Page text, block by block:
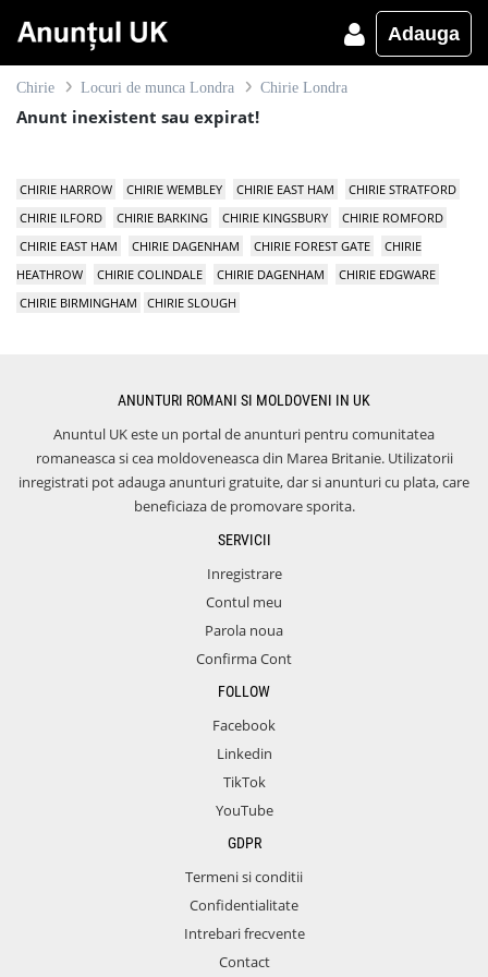
Adauga
Chirie Locuri de munca Londra Chirie Londra
Anunt inexistent sau expirat!
CHIRIE HARROW CHIRIE WEMBLEY CHIRIE EAST HAM
CHIRIE STRATFORD
CHIRIE ILFORD
CHIRIE BARKING CHIRIE KINGSBURY
CHIRIE ROMFORD
CHIRIE EAST HAM
CHIRIE DAGENHAM CHIRIE FOREST GATE
CHIRIE
HEATHROW
CHIRIE COLINDALE CHIRIE DAGENHAM
CHIRIE EDGWARE
CHIRIE BIRMINGHAM
CHIRIE SLOUGH
ANUNTURI ROMANI SI MOLDOVENI IN UK
Anuntul UK este un portal de anunturi pentru comunitatea
romaneasca si cea moldoveneasca din Marea Britanie. Utilizatorii
inregistrati pot adauga anunturi gratuite, dar si anunturi cu plata, care
beneficiaza de promovare sporita.
SERVICII
Inregistrare
Contul meu
Parola noua
Confirma Cont
FOLLOW
Facebook
Linkedin
TikTok
YouTube
GDPR
Termeni si conditii
Confidentialitate
Intrebari frecvente
Contact